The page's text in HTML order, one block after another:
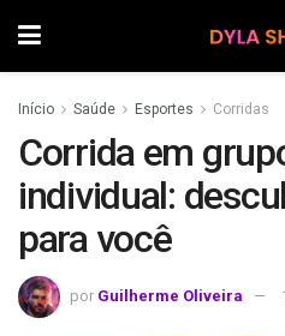
Início Saúde Esportes Corridas
Corrida em
individual:
para você
por Guilherme Oliveira